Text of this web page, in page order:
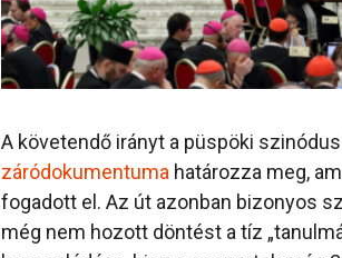
A követendő irányt a püspöki
záródokumentuma határozza meg,
fogadott el. Az út azonban bizonyos
még nem hozott döntést a tíz